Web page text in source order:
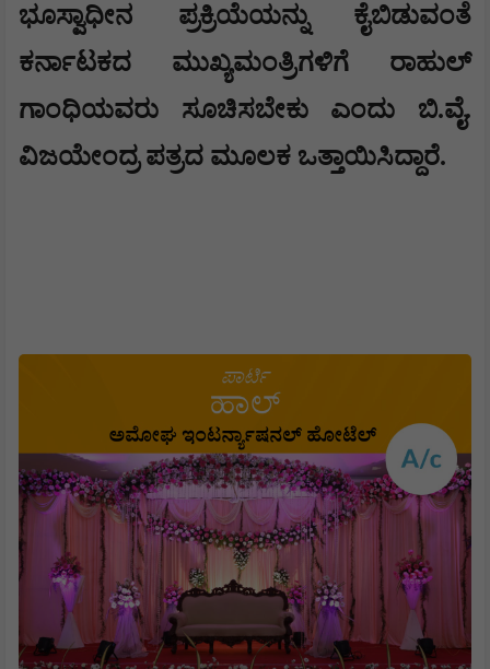
ಭೂಸ್ವಾಧೀನ ಪ್ರಕ್ರಿಯೆಯನ್ನು ಕೈಬಿಡುವಂತೆ
ಕರ್ನಾಟಕದ ಮುಖ್ಯಮಂತ್ರಿಗಳಿಗೆ ರಾಹುಲ್
ಗಾಂಧಿಯವರು ಸೂಚಿಸಬೇಕು ಎಂದು ಬಿ.ವೈ.
ವಿಜಯೇಂದ್ರ ಪತ್ರದ ಮೂಲಕ ಒತ್ತಾಯಿಸಿದ್ದಾರೆ.